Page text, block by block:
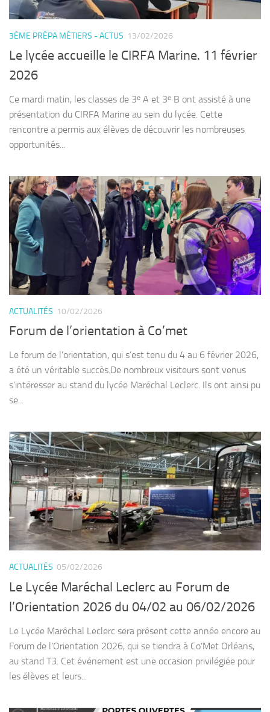
3ÈME PRÉPA MÉTIERS - ACTUS 13/02/2026
Le lycée accueille le CIRFA Marine. 11 février
2026
Ce mardi matin, les classes de 3ᵉ A et 3ᵉ B ont assisté à une
présentation du CIRFA Marine au sein du lycée. Cette
rencontre a permis aux élèves de découvrir les nombreuses
opportunités...
ACTUALITÉS 10/02/2026
Forum de l’orientation à Co’met
Le forum de l’orientation, qui s’est tenu du 4 au 6 février 2026,
a été un véritable succès.De nombreux visiteurs sont venus
s’intéresser au stand du lycée Maréchal Leclerc. Ils ont ainsi pu
se...
ACTUALITÉS 05/02/2026
Le Lycée Maréchal Leclerc au Forum de
l’Orientation 2026 du 04/02 au 06/02/2026
Le Lycée Maréchal Leclerc sera présent cette année encore au
Forum de l’Orientation 2026, qui se tiendra à Co’Met Orléans,
au stand T3. Cet événement est une occasion privilégiée pour
les élèves et leurs...